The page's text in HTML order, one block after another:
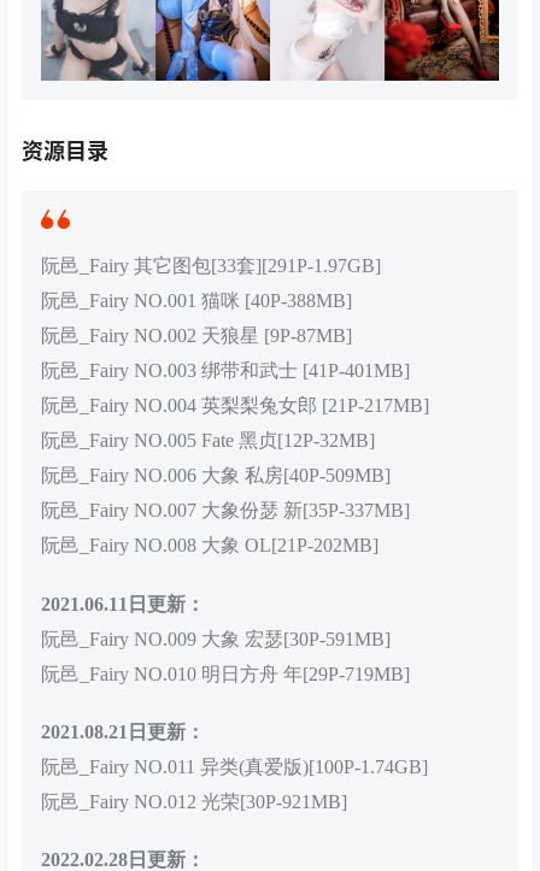
资源目录
阮邑_Fairy 其它图包[33套][291P-1.97GB]
阮邑_Fairy NO.001 猫咪 [40P-388MB]
阮邑_Fairy NO.002 天狼星 [9P-87MB]
阮邑_Fairy NO.003 绑带和武士 [41P-401MB]
阮邑_Fairy NO.004 英梨梨兔女郎 [21P-217MB]
阮邑_Fairy NO.005 Fate 黑贞[12P-32MB]
阮邑_Fairy NO.006 大象 私房[40P-509MB]
阮邑_Fairy NO.007 大象份瑟 新[35P-337MB]
阮邑_Fairy NO.008 大象 OL[21P-202MB]
2021.06.11日更新：
阮邑_Fairy NO.009 大象 宏瑟[30P-591MB]
阮邑_Fairy NO.010 明日方舟 年[29P-719MB]
2021.08.21日更新：
阮邑_Fairy NO.011 异类(真爱版)[100P-1.74GB]
阮邑_Fairy NO.012 光荣[30P-921MB]
2022.02.28日更新：